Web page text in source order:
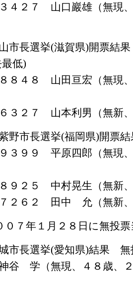
４２７ 山口巖雄（無現
市長選挙(滋賀県)開票結
低)
８４８ 山田亘宏（無現
２７ 山本利男（無新、
野市長選挙(福岡県)開票
３９９ 平原四郎（無現
２５ 中村晃生（無新、
６２ 田中 允（無新、
０７年１月２８日に無投
市長選挙(愛知県)結果 無
谷 学（無現、４８歳、